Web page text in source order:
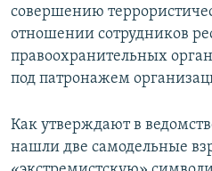
совершению
отношении сотрудников
правоохранительных
под патронажем
Как утверждают в
нашли две самодельные